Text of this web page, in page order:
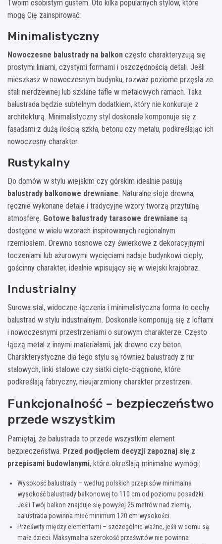
Twoim osobistym gustem. Oto kilka popularnych stylów, które
mogą Cię zainspirować:
Minimalistyczny
Nowoczesne balustrady na balkon często charakteryzują się
prostymi liniami, czystymi formami i oszczędnością detali. Jeśli
mieszkasz w nowoczesnym budynku, rozważ poziome przęsła ze
stali nierdzewnej lub szklane tafle w metalowych ramach. Taka
balustrada będzie subtelnym dodatkiem, który nie konkuruje z
architekturą. Minimalistyczny styl doskonale komponuje się z
fasadami z dużą ilością szkła, betonu czy metalu, podkreślając ich
nowoczesny charakter.
Rustykalny
Do domów w stylu wiejskim czy górskim idealnie pasują
balustrady balkonowe drewniane. Naturalne słoje drewna,
ręcznie wykonane detale i tradycyjne wzory tworzą przytulną
atmosferę. Gotowe balustrady tarasowe drewniane są
dostępne w wielu wzorach inspirowanych regionalnym
rzemiosłem. Drewno sosnowe czy świerkowe z dekoracyjnymi
toczeniami lub ażurowymi wycięciami nadaje budynkowi ciepły,
gościnny charakter, idealnie wpisujący się w wiejski krajobraz.
Industrialny
Surowa stal, widoczne łączenia i minimalistyczna forma to cechy
balustrad w stylu industrialnym. Doskonale komponują się z loftami
i nowoczesnymi przestrzeniami o surowym charakterze. Często
łączą metal z innymi materiałami, jak drewno czy beton.
Charakterystyczne dla tego stylu są również balustrady z rur
stalowych, linki stalowe czy siatki cięto-ciągnione, które
podkreślają fabryczny, nieujarzmiony charakter przestrzeni.
Funkcjonalność – bezpieczeństwo
przede wszystkim
Pamiętaj, że balustrada to przede wszystkim element
bezpieczeństwa. Przed podjęciem decyzji zapoznaj się z
przepisami budowlanymi, które określają minimalne wymogi:
Wysokość balustrady – według polskich przepisów minimalna
wysokość balustrady balkonowej to 110 cm od poziomu posadzki.
Jeśli Twój balkon znajduje się powyżej 25 metrów nad ziemią,
balustrada powinna mieć minimum 120 cm wysokości.
Prześwity między elementami – szczególnie ważne, jeśli w domu są
małe dzieci. Maksymalna szerokość prześwitów nie powinna